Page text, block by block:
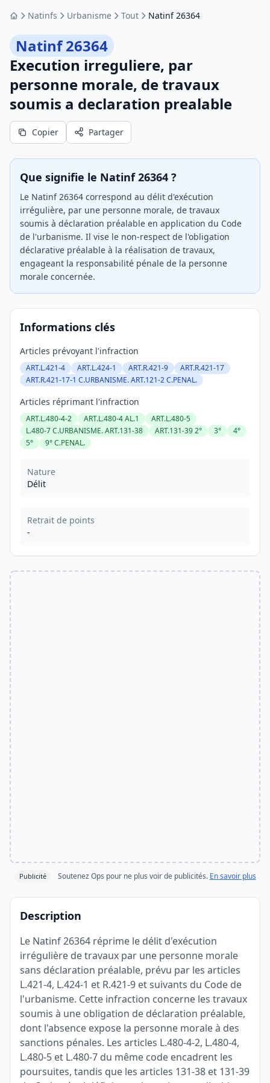
AccueilNatinfs Urbanisme Tout Natinf 26364
Natinf 26364
Execution irreguliere, par
personne morale, de travaux
soumis a declaration prealable
Copier Partager
Que signifie le Natinf 26364 ?
Le Natinf 26364 correspond au délit d'exécution
irrégulière, par une personne morale, de travaux
soumis à déclaration préalable en application du Code
de l'urbanisme. Il vise le non-respect de l'obligation
déclarative préalable à la réalisation de travaux,
engageant la responsabilité pénale de la personne
morale concernée.
Informations clés
Articles prévoyant l'infraction
ART.L.421-4 ART.L.424-1 ART.R.421-9
ART.R.421-17
ART.R.421-17-1 C.URBANISME. ART.121-2 C.PENAL.
Articles réprimant l'infraction
ART.L.480-4-2 ART.L.480-4 AL.1
ART.L.480-5
L.480-7 C.URBANISME. ART.131-38
ART.131-39 2° 3°
4°
5°
9° C.PENAL.
Nature
Délit
Retrait de points
-
Publicité Soutenez Ops pour ne plus voir de publicités. En savoir plus
Description
Le Natinf 26364 réprime le délit d'exécution
irrégulière de travaux par une personne morale
sans déclaration préalable, prévu par les articles
L.421-4, L.424-1 et R.421-9 et suivants du Code de
l'urbanisme. Cette infraction concerne les travaux
soumis à une obligation de déclaration préalable,
dont l'absence expose la personne morale à des
sanctions pénales. Les articles L.480-4-2, L.480-4,
L.480-5 et L.480-7 du même code encadrent les
poursuites, tandis que les articles 131-38 et 131-39